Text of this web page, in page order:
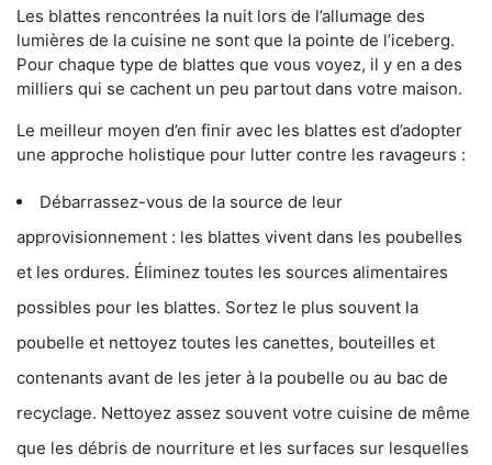
Les blattes rencontrées la nuit lors de l’allumage des
lumières de la cuisine ne sont que la pointe de l’iceberg.
Pour chaque type de blattes que vous voyez, il y en a des
milliers qui se cachent un peu partout dans votre maison.
Le meilleur moyen d’en finir avec les blattes est d’adopter
une approche holistique pour lutter contre les ravageurs :
Débarrassez-vous de la source de leur
approvisionnement : les blattes vivent dans les poubelles
et les ordures. Éliminez toutes les sources alimentaires
possibles pour les blattes. Sortez le plus souvent la
poubelle et nettoyez toutes les canettes, bouteilles et
contenants avant de les jeter à la poubelle ou au bac de
recyclage. Nettoyez assez souvent votre cuisine de même
que les débris de nourriture et les surfaces sur lesquelles